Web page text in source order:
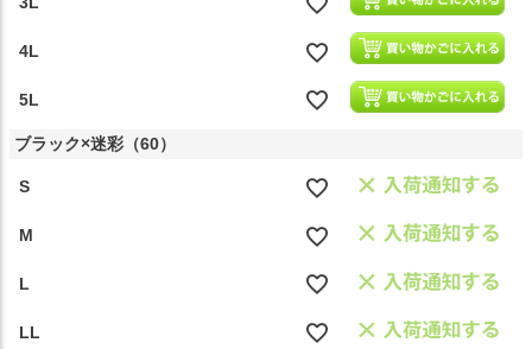
4L
5L
ブラック×迷彩（60）
S
M
L
LL